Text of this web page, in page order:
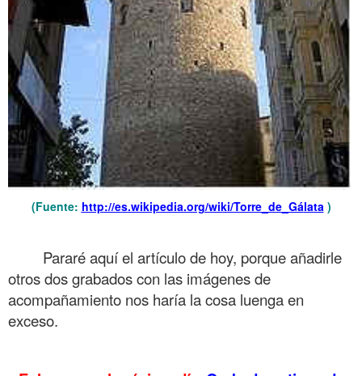
(Fuente: http://es.wikipedia.org/wiki/Torre_de_Gálata )
Pararé aquí el artículo de hoy, porque añadirle
otros dos grabados con las imágenes de
acompañamiento nos haría la cosa luenga en
exceso.